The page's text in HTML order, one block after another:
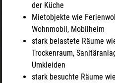
der Küche
Mietobjekte wie
Wohnmobil, Mobilheim
stark belastete Räume
Trockenraum,
Umkleiden
stark besuchte Räume